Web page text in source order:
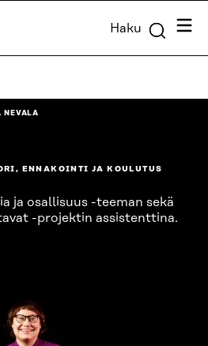
Haku
NEVALA
ENNAKOINTI JA KOULUTUS
ja osallisuus -teeman sekä
-projektin assistenttina.